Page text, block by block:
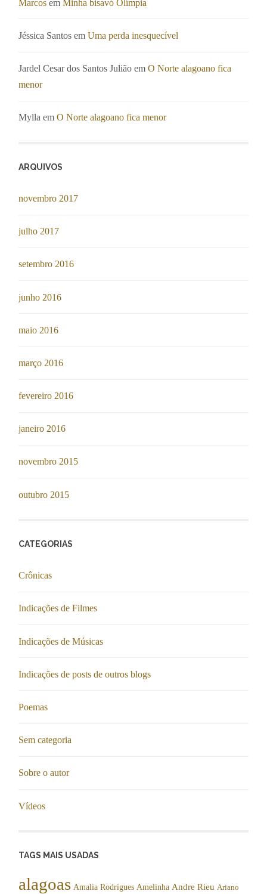
Marcos em Minha bisavó Olímpia
Jéssica Santos emUma perda inesquecível
Jardel Cesar dos Santos Julião emO Norte alagoano fica
menor
Mylla emO Norte alagoano fica menor
ARQUIVOS
novembro 2017
julho 2017
setembro 2016
junho 2016
maio 2016
março 2016
fevereiro 2016
janeiro 2016
novembro 2015
outubro 2015
CATEGORIAS
Crônicas
Indicações de Filmes
Indicações de Músicas
Indicações de posts de outros blogs
Poemas
Sem categoria
Sobre o autor
Vídeos
TAGS MAIS USADAS
alagoas Amalia Rodrigues Amelinha Andre Rieu Ariano